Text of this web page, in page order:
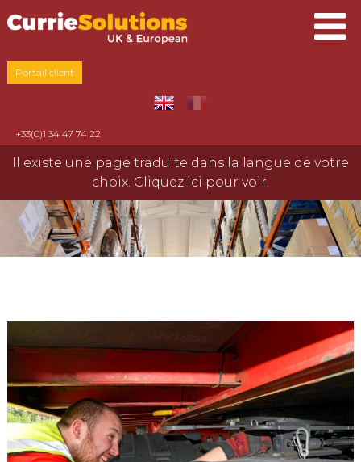
Portail client
+33(0)1 34 47 74 22
Il existe une page traduite dans la langue de votre
choix. Cliquez ici pour voir.